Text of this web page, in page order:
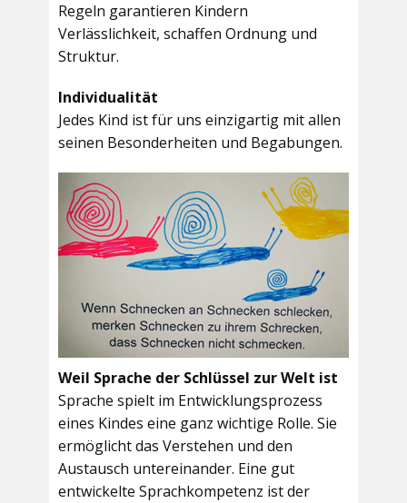
Regeln garantieren Kindern
Verlässlichkeit, schaffen Ordnung und
Struktur.
Individualität
Jedes Kind ist für uns einzigartig mit allen
seinen Besonderheiten und Begabungen.
Weil Sprache der Schlüssel zur Welt ist
Sprache spielt im Entwicklungsprozess
eines Kindes eine ganz wichtige Rolle. Sie
ermöglicht das Verstehen und den
Austausch untereinander. Eine gut
entwickelte Sprachkompetenz ist der